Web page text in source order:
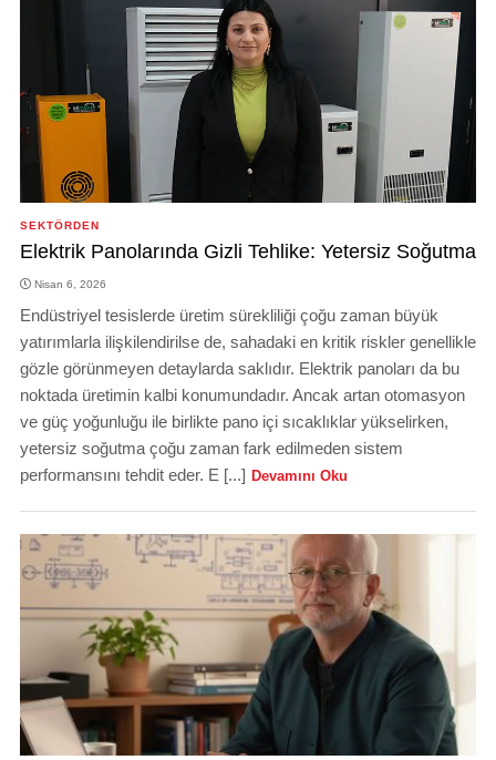
SEKTÖRDEN
Elektrik Panolarında Gizli Tehlike: Yetersiz Soğutma
Nisan 6, 2026
Endüstriyel tesislerde üretim sürekliliği çoğu zaman büyük
yatırımlarla ilişkilendirilse de, sahadaki en kritik riskler genellikle
gözle görünmeyen detaylarda saklıdır. Elektrik panoları da bu
noktada üretimin kalbi konumundadır. Ancak artan otomasyon
ve güç yoğunluğu ile birlikte pano içi sıcaklıklar yükselirken,
yetersiz soğutma çoğu zaman fark edilmeden sistem
performansını tehdit eder. E [...] Devamını Oku